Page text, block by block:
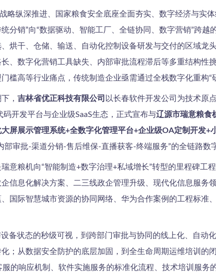
略纵深推进、国家粮食安全底座全面夯实、数字经济与实
分销”向“数据驱动、智能工厂、全链协同、数字营销”跨
烘干、仓储、输送、自动化控制设备研发与交付的区域
、数字化营销工具缺失、内部审批流程滞后等多重结构性
槛高等行业痛点，传统制造企业亟需通过全栈数字化重构“
， 吉林省优正科技有限公司 以长春软件开发公司为技术原
码开发平台与企业级SaaS生态，正式宣布与辽源市瑞意粮食
屏展示管理系统+全数字化管理平台+企业级OA定制开发+
部审批-渠道分销-售后维保-直播获客-终端服务”的全链路数
意粮机向“智能制造+数字治理+私域增长”转型的里程碑
信息化解决方案、二三线政企管理升级、现代化信息服
国际智慧城市资源的协同网络、华为合作案例的工程标
设备状态的秒级可视，到跨部门审批与协同的线上化、自
；从数据安全防护的底层加固，到全生命周期运维培训
的响应机制、软件实施服务的标准化流程、技术培训服